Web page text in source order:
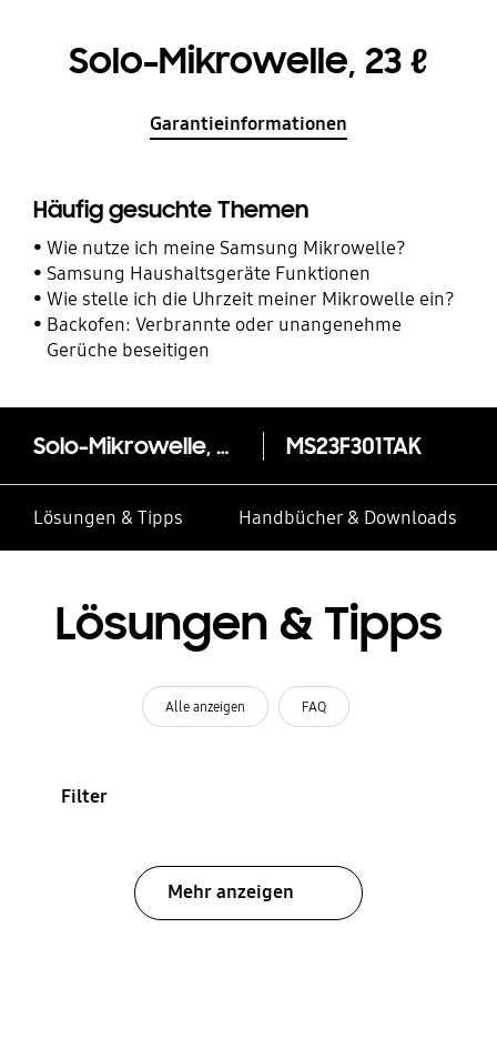
Solo-Mikrowelle, 23 ℓ
Garantieinformationen
Häufig gesuchte Themen
Wie nutze ich meine Samsung Mikrowelle?
Samsung Haushaltsgeräte Funktionen
Wie stelle ich die Uhrzeit meiner Mikrowelle ein?
Backofen: Verbrannte oder unangenehme
Gerüche beseitigen
Solo-Mikrowelle, 23 ℓ MS23F301TAK
Lösungen & Tipps Handbücher & Downloads
Lösungen & Tipps
Alle anzeigen FAQ
Filter
Mehr anzeigen